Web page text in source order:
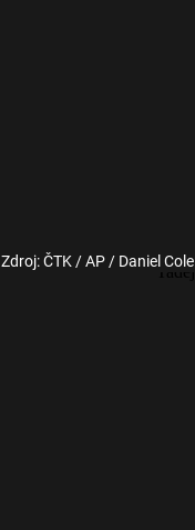
Zdroj: ČTK / AP / Daniel Cole